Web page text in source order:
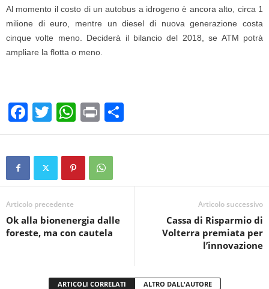
Al momento il costo di un autobus a idrogeno è ancora alto, circa 1
milione di euro, mentre un diesel di nuova generazione costa
cinque volte meno. Deciderà il bilancio del 2018, se ATM potrà
ampliare la flotta o meno.
F
a
c
b
o
o
T
wi
tt
W
h
at
s
A
p
Pr
in
t
o
vi
Articolo precedente
Ok alla bionenergia dalle
foreste, ma con cautela
Articolo successivo
Cassa di Risparmio di
Volterra premiata per
l’innovazione
ARTICOLI CORRELATI ALTRO DALL'AUTORE